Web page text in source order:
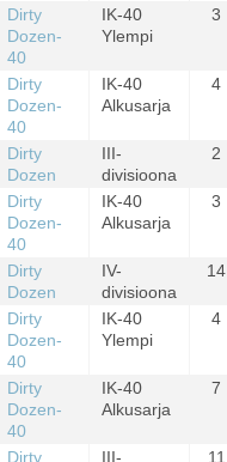
Dirty
Dozen-
40
IK-40
Ylempi
3
Dirty
Dozen-
40
IK-40
Alkusarja
4
Dirty
Dozen
III-
divisioona
2
Dirty
Dozen-
40
IK-40
Alkusarja
3
Dirty
Dozen
IV-
divisioona
14
Dirty
Dozen-
40
IK-40
Ylempi
4
Dirty
Dozen-
40
IK-40
Alkusarja
7
Dirty
III-
11